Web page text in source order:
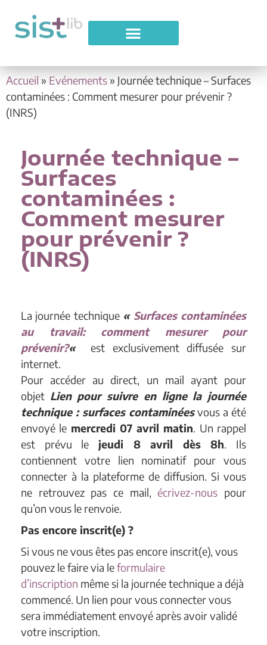
Accueil » Evénements» Journée technique – Surfaces
contaminées : Comment mesurer pour prévenir ?
(INRS)
Journée technique –
Surfaces
contaminées :
Comment mesurer
pour prévenir ?
(INRS)
La journée technique « Surfaces contaminées
au travail: comment mesurer pour
prévenir?«
est exclusivement diffusée sur
internet.
Pour accéder au direct, un mail ayant pour
objet Lien pour suivre en ligne la journée
technique : surfaces contaminéesvous a été
envoyé le mercredi 07 avril matin . Un rappel
est prévu le jeudi 8 avril dès 8h . Ils
contiennent votre lien nominatif pour vous
connecter à la plateforme de diffusion. Si vous
ne retrouvez pas ce mail, écrivez-nous pour
qu’on vous le renvoie.
Pas encore inscrit(e) ?
Si vous ne vous êtes pas encore inscrit(e), vous
pouvez le faire via leformulaire
d’inscription même si la journée technique a déjà
commencé. Un lien pour vous connecter vous
sera immédiatement envoyé après avoir validé
votre inscription.